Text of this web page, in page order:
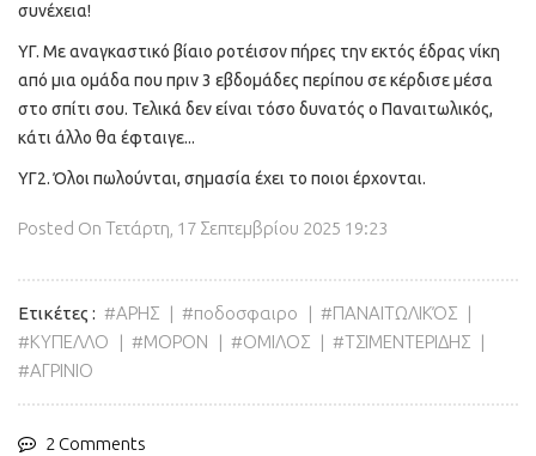
συνέχεια!
ΥΓ. Με αναγκαστικό βίαιο ροτέισον πήρες την εκτός έδρας νίκη
από μια ομάδα που πριν 3 εβδομάδες περίπου σε κέρδισε μέσα
στο σπίτι σου. Τελικά δεν είναι τόσο δυνατός ο Παναιτωλικός,
κάτι άλλο θα έφταιγε...
ΥΓ2. Όλοι πωλούνται, σημασία έχει το ποιοι έρχονται.
Posted On Τετάρτη, 17 Σεπτεμβρίου 2025 19:23
Ετικέτες ΑΡΗΣ ποδοσφαιρο
ΠΑΝΑΙΤΩΛΙΚΌΣ
ΚΥΠΕΛΛΟ
ΜΟΡΟΝ ΟΜΙΛΟΣ
ΤΣΙΜΕΝΤΕΡΙΔΗΣ
ΑΓΡΙΝΙΟ
2 Comments